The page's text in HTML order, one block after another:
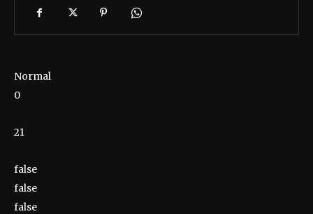
Normal
0
21
false
false
false